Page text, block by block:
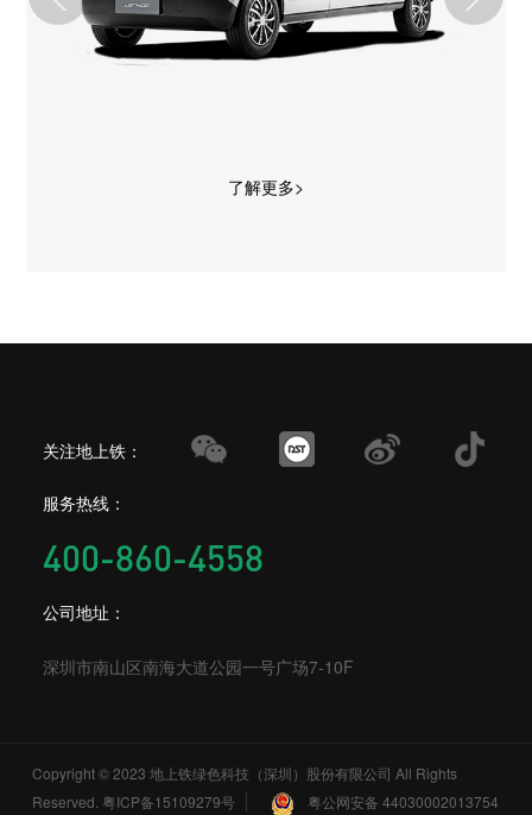
了解更多>
关注地上铁：
服务热线：
400-860-4558
公司地址：
深圳市南山区南海大道公园一号广场7-10F
Copyright © 2023 地上铁绿色科技（深圳）股份有限公司 All Rights
Reserved. 粤ICP备15109279号 粤公网安备 44030002013754